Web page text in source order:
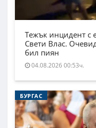
Тежък инцидент с
Свети Влас.
бил пиян
04.08.2026 00:53ч.
БУРГАС